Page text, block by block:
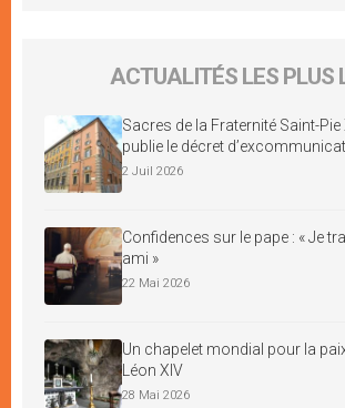
ACTUALITÉS LES PLUS
Sacres de la Fraternité Saint-Pie
publie le décret
2 Juil 2026
Confidences sur le pape : « Je
ami »
22 Mai 2026
Un chapelet mondial pour la
Léon XIV
28 Mai 2026